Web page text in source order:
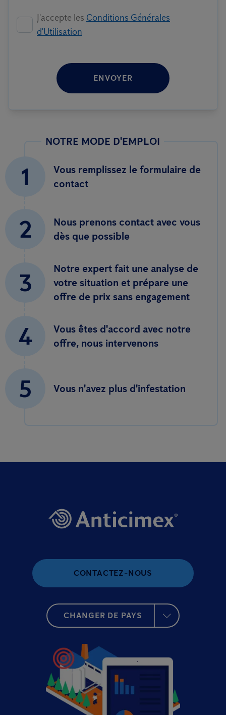
J'accepte les Conditions Générales
d'Utilisation
ENVOYER
NOTRE MODE D'EMPLOI
1
Vous remplissez le formulaire de
contact
2
Nous prenons contact avec vous
dès que possible
3
Notre expert fait une analyse de
votre situation et prépare une
offre de prix sans engagement
4
Vous êtes d'accord avec notre
offre, nous intervenons
5 Vous n'avez plus d'infestation
CONTACTEZ-NOUS
CHANGER DE PAYS